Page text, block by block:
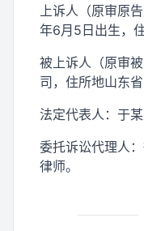
上诉人（原审原
年6月5日出生，
被上诉人（原审
司，住所地山东省
法定代表人：于
委托诉讼代理人
律师。